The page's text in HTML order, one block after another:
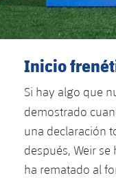
Inicio
Si hay algo que
demostrado
una declaración
después, Weir
ha rematado al